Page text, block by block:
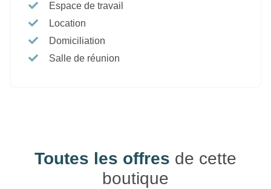
Espace de travail
Location
Domiciliation
Salle de réunion
Toutes les offres de cette
boutique